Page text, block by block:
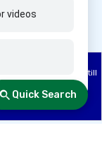
videos
Quick Search
DB 844/20, Valid till
& General), CIN: